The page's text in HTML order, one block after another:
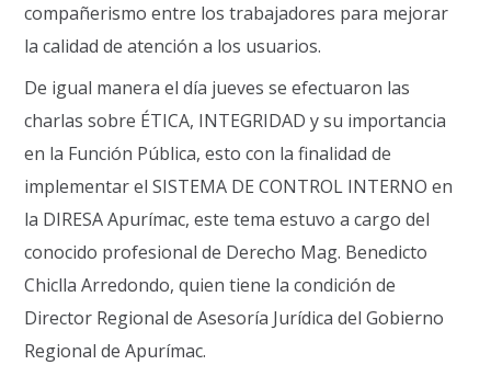
compañerismo entre los trabajadores para mejorar
la calidad de atención a los usuarios.
De igual manera el día jueves se efectuaron las
charlas sobre ÉTICA, INTEGRIDAD y su importancia
en la Función Pública, esto con la finalidad de
implementar el SISTEMA DE CONTROL INTERNO en
la DIRESA Apurímac, este tema estuvo a cargo del
conocido profesional de Derecho Mag. Benedicto
Chiclla Arredondo, quien tiene la condición de
Director Regional de Asesoría Jurídica del Gobierno
Regional de Apurímac.